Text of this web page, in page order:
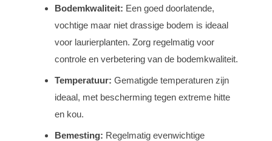
Bodemkwaliteit: Een goed doorlatende,
vochtige maar niet drassige bodem is ideaal
voor laurierplanten. Zorg regelmatig voor
controle en verbetering van de bodemkwaliteit.
Temperatuur: Gematigde temperaturen zijn
ideaal, met bescherming tegen extreme hitte
en kou.
Bemesting: Regelmatig evenwichtige